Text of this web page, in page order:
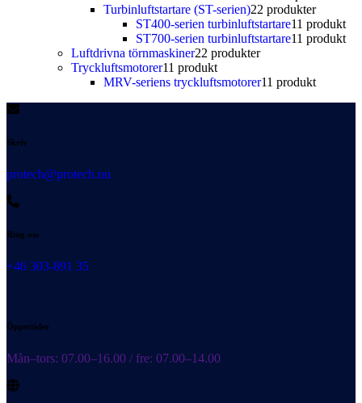
Turbinluftstartare (ST-serien)22 produkter
ST400-serien turbinluftstartare11 produkt
ST700-serien turbinluftstartare11 produkt
Luftdrivna törnmaskiner22 produkter
Tryckluftsmotorer11 produkt
MRV-seriens tryckluftsmotorer11 produkt
Skriv
protech@protech.nu
Ring oss
+46 303-891 35
Öppettider
Mån–tors: 07.00–16.00 / fre: 07.00–14.00